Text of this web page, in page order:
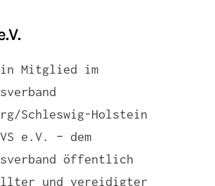
Mitglied im
Schleswig-Holstein
e.V. – dem
öffentlich
und vereidigter